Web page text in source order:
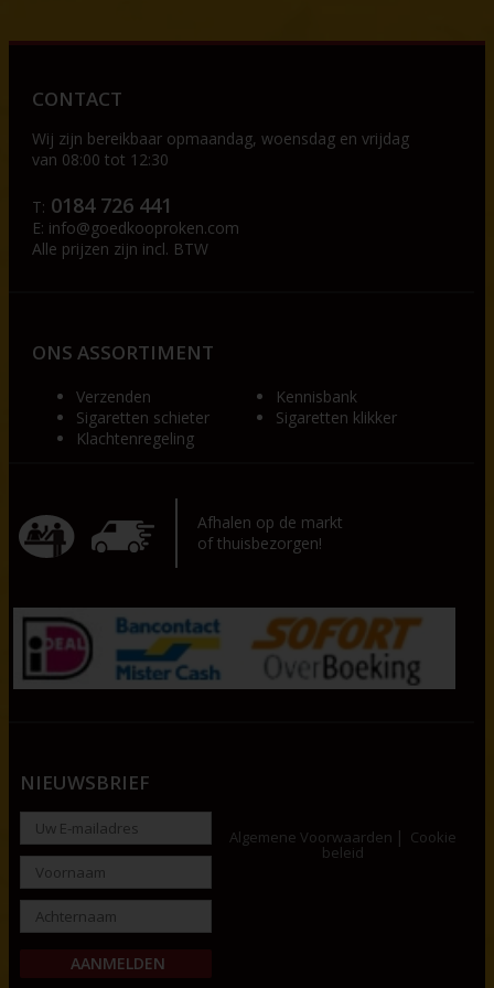
CONTACT
Wij zijn bereikbaar opmaandag, woensdag en vrijdag
van 08:00 tot 12:30
T: 0184 726 441
E: info@goedkooproken.com
Alle prijzen zijn incl. BTW
ONS ASSORTIMENT
Verzenden
Kennisbank
Sigaretten schieter
Sigaretten klikker
Klachtenregeling
Afhalen op de markt
of thuisbezorgen!
NIEUWSBRIEF
Algemene Voorwaarden Cookie
beleid